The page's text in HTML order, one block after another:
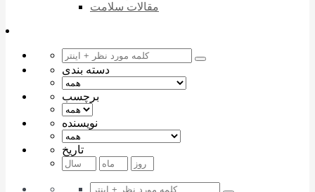
مقالات سلامت
دسته بندی
برچسب
نویسنده
تاریخ